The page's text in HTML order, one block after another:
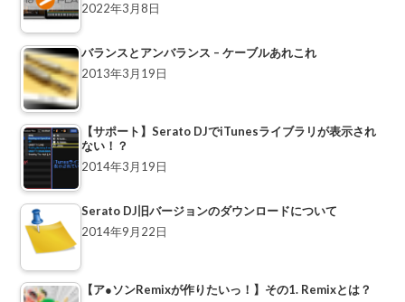
2022年3月8日
バランスとアンバランス – ケーブルあれこれ
2013年3月19日
【サポート】Serato DJでiTunesライブラリが表示され
ない！？
2014年3月19日
Serato DJ旧バージョンのダウンロードについて
2014年9月22日
【ア●ソンRemixが作りたいっ！】その1. Remixとは？